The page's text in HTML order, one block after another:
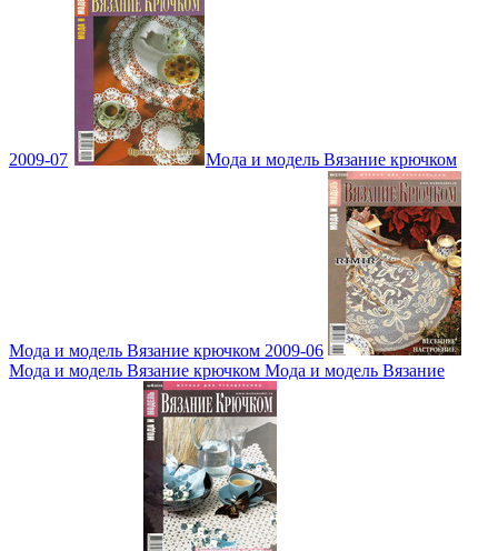
2009-07 Мода и модель Вязание крючком
Мода и модель Вязание крючком 2009-06
Мода и модель Вязание крючком Мода и модель Вязание